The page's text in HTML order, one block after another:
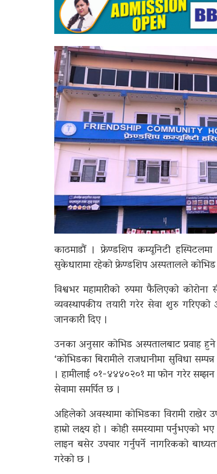
काठमाडौं ।फ्रेण्डशिप कम्यूनिटी हस्पिटल
सुकेधारामा रहेको फ्रेण्डशिप अस्पतालले
विश्वभर महामारीको रुपमा फैलिएको
व्यवस्थापकीय तयारी गरेर सेवा शुरु
जानकारी दिए ।
उनका अनुसार कोभिड अस्पतालबाट प्रवाह
‘कोभिडका बिरामीले राजधानीमा सुविधा
। हामीलाई ०१-४४४०२०१ मा फोन गरेर
सेवामा समर्पित छ ।
अहिलेको अवस्थामा कोभिडका विरामी राखेर
हाम्रो लक्ष्य हो । कोही समस्यामा
लाइन बसेर उपचार गर्नुपर्ने नागरिकको
गरेको छ ।